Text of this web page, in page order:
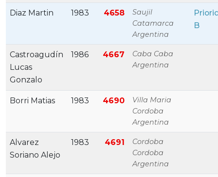
Diaz Martin 1983 4658
Saujil
Catamarca
Argentina
B
Castroagudín
Lucas
Gonzalo
1986 4667
Caba Caba
Argentina
Borri Matias 1983 4690
Villa Maria
Cordoba
Argentina
Alvarez
Soriano Alejo
1983 4691
Cordoba
Cordoba
Argentina